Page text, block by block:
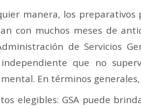
manera, los
con muchos meses de
de Servicios
que no
En términos
elegibles: GSA puede